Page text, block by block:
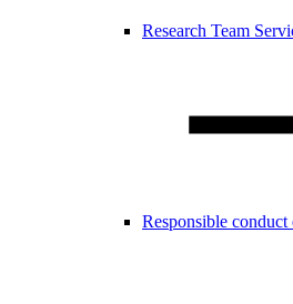
Research Team
Responsible conduct